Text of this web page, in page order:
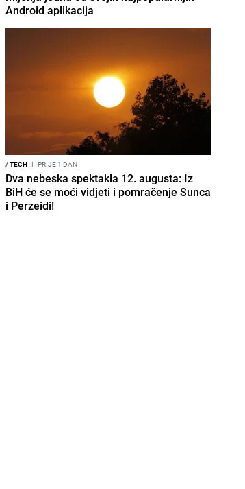
Android aplikacija
/TECH I PRIJE 1 DAN
Dva nebeska spektakla 12. augusta: Iz
BiH će se moći vidjeti i pomračenje Sunca
i Perzeidi!